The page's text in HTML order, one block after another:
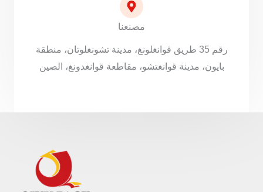
مصنعنا
رقم 35 طريق قوانغلونغ، مدينة تشونغلوتان، منطقة
بايون، مدينة قوانغتشو، مقاطعة قوانغدونغ، الصين